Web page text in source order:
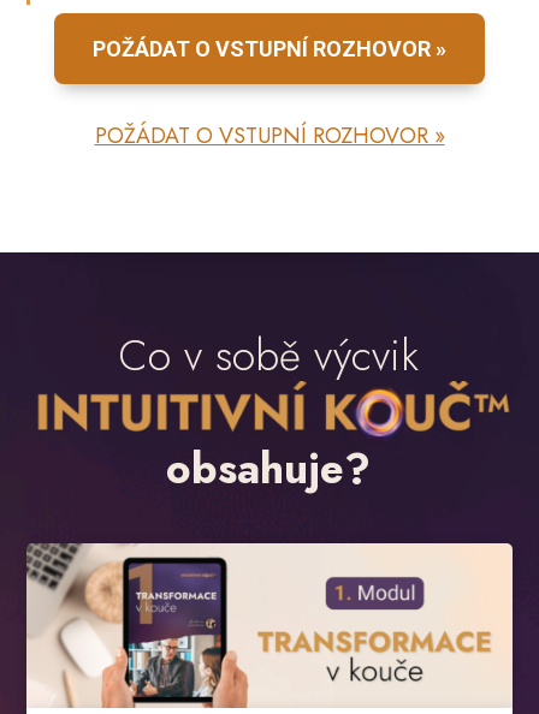
POŽÁDAT O VSTUPNÍ ROZHOVOR »
POŽÁDAT O VSTUPNÍ ROZHOVOR »
Co v sobě výcvik
obsahuje?